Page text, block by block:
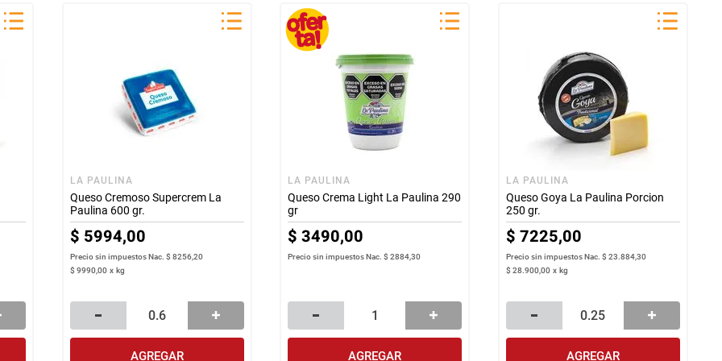
LA PAULINA
Queso Cremoso Supercrem La
Paulina 600 gr.
$ 5994,00
Precio sin impuestos Nac. $ 8256,20
$ 9990,00 x kg
AGREGAR
LA PAULINA
Queso Crema Light La Paulina 290
gr
$ 3490,00
Precio sin impuestos Nac.$ 2884,30
AGREGAR
LA PAULINA
Queso Goya La Paulina Porcion
250 gr.
$ 7225,00
Precio sin impuestos Nac. $ 23.884,30
$ 28.900,00 x kg
AGREGAR